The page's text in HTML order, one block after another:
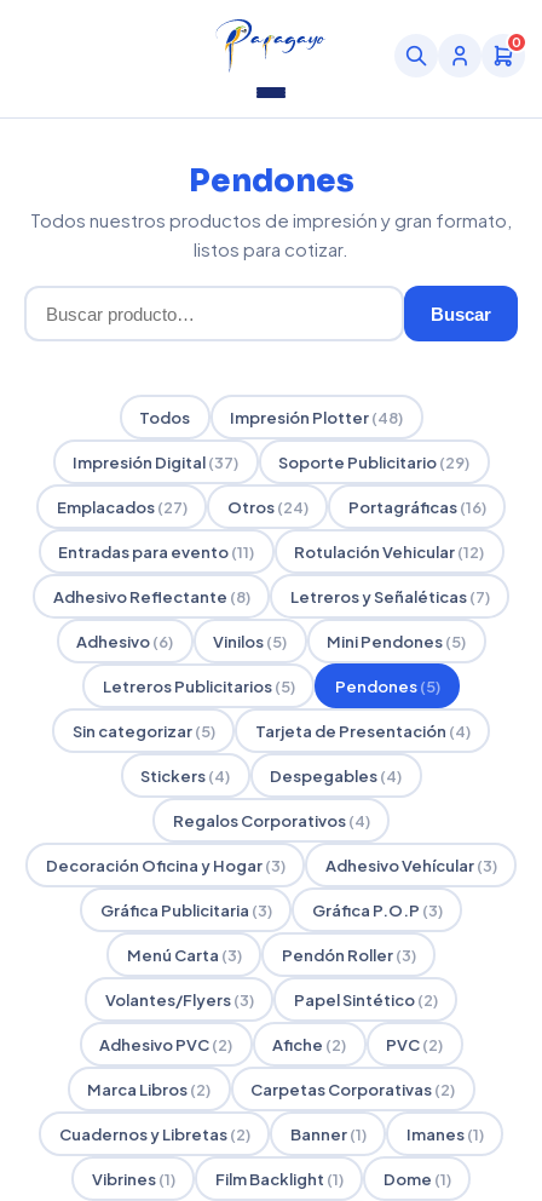
0
Pendones
Todos nuestros productos de impresión y gran formato,
listos para cotizar.
Buscar
Todos Impresión Plotter(48)
Impresión Digital(37) Soporte Publicitario(29)
Emplacados(27) Otros(24) Portagráficas(16)
Entradas para evento(11) Rotulación Vehicular(12)
Adhesivo Reflectante (8) Letreros y Señaléticas(7)
Adhesivo(6) Vinilos(5) Mini Pendones(5)
Letreros Publicitarios(5) Pendones(5)
Sin categorizar(5) Tarjeta de Presentación (4)
Stickers(4) Despegables(4)
Regalos Corporativos(4)
Decoración Oficina y Hogar(3) Adhesivo Vehícular(3)
Gráfica Publicitaria (3) Gráfica P.O.P (3)
Menú Carta (3) Pendón Roller(3)
Volantes/Flyers(3) Papel Sintético(2)
Adhesivo PVC(2) Afiche (2) PVC(2)
Marca Libros(2) Carpetas Corporativas(2)
Cuadernos y Libretas(2) Banner(1) Imanes(1)
Vibrines(1) Film Backlight (1) Dome (1)